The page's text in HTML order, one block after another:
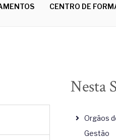
CENTRO DE
Nesta
Orgãos
Gestão